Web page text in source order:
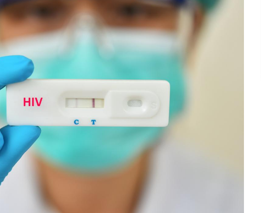
Chikungunya, dengue,
West Nile : que se passe-
t-il dans le sud de la
protègent-ils aussi les os
enceintes